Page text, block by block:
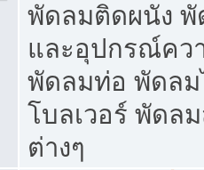
พัดลมติดผนัง
และอุปกรณ์คว
พัดลมท่อ พัดลม
โบลเวอร์ พัดล
ต่างๆ